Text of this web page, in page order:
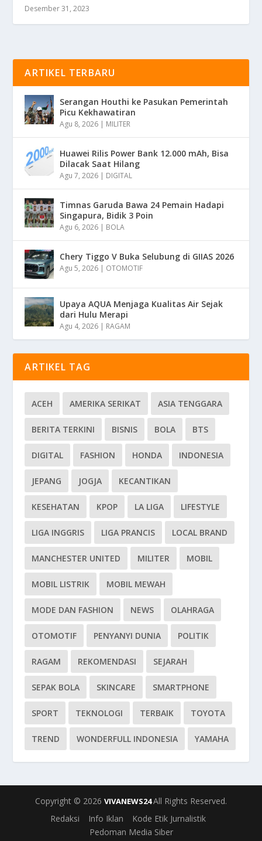
Desember 31, 2023
ARTIKEL TERBARU
Serangan Houthi ke Pasukan Pemerintah
Picu Kekhawatiran
Agu 8, 2026 | MILITER
Huawei Rilis Power Bank 12.000 mAh, Bisa
Dilacak Saat Hilang
Agu 7, 2026 | DIGITAL
Timnas Garuda Bawa 24 Pemain Hadapi
Singapura, Bidik 3 Poin
Agu 6, 2026 | BOLA
Chery Tiggo V Buka Selubung di GIIAS 2026
Agu 5, 2026 | OTOMOTIF
Upaya AQUA Menjaga Kualitas Air Sejak
dari Hulu Merapi
Agu 4, 2026 | RAGAM
ARTIKEL TAG
ACEH AMERIKA SERIKAT ASIA TENGGARA
BERITA TERKINI BISNIS BOLA BTS
DIGITAL FASHION HONDA INDONESIA
JEPANG JOGJA KECANTIKAN
KESEHATAN KPOP LA LIGA LIFESTYLE
LIGA INGGRIS LIGA PRANCIS LOCAL BRAND
MANCHESTER UNITED MILITER MOBIL
MOBIL LISTRIK MOBIL MEWAH
MODE DAN FASHION NEWS OLAHRAGA
OTOMOTIF PENYANYI DUNIA POLITIK
RAGAM REKOMENDASI SEJARAH
SEPAK BOLA SKINCARE SMARTPHONE
SPORT TEKNOLOGI TERBAIK TOYOTA
TREND WONDERFULL INDONESIA YAMAHA
Copyright © 2026 VIVANEWS24All Rights Reserved.
Redaksi
Info Iklan
Kode Etik Jurnalistik
Pedoman Media Siber